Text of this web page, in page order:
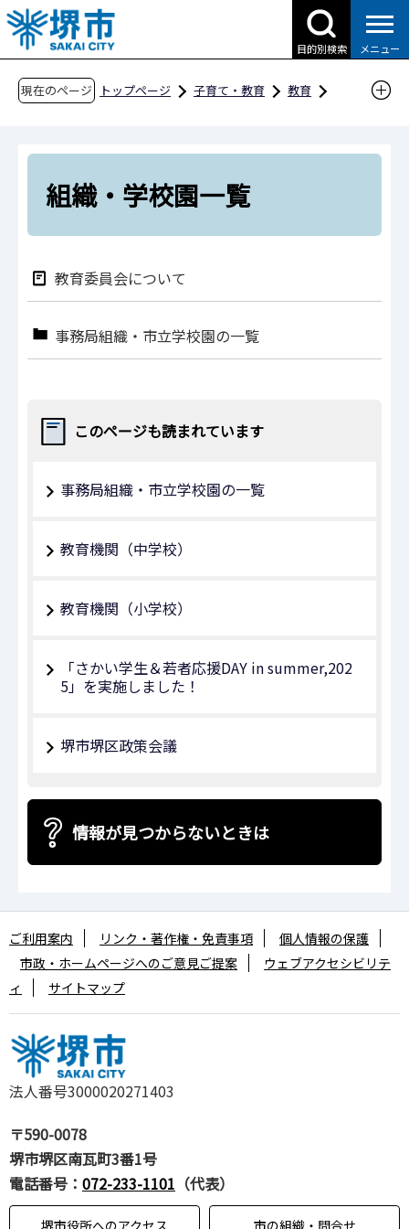
こ
の
ペ
目的別検索 メニュー
現在のページ トップページ 子育て・教育
教育
組織・学校園一覧
教育委員会について
事務局組織・市立学校園の一覧
このページも読まれています
事務局組織・市立学校園の一覧
教育機関（中学校）
教育機関（小学校）
「さかい学生＆若者応援DAY in summer,202
5」を実施しました！
堺市堺区政策会議
情報が見つからないときは
法人番号3000020271403
〒590-0078
堺市堺区南瓦町3番1号
電話番号： 072-233-1101 （代表）
堺市役所へのアクセス 市の組織・問合せ
ご利用案内 リンク・著作権・免責事項
個人情報の保護
市政・ホームページへのご意見ご提案
ウェブアクセシビリテ
ィ
サイトマップ